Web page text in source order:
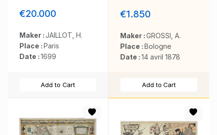
€20.000
Maker :JAILLOT, H.
Place :Paris
Date :1699
Add to Cart
€1.850
Maker :GROSSI, A.
Place :Bologne
Date :14 avril 1878
Add to Cart